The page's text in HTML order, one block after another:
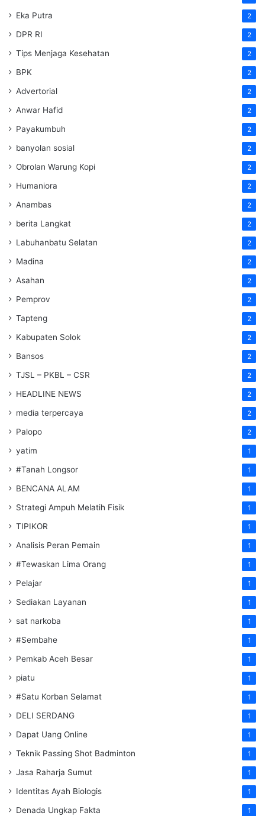
Eka Putra 2
DPR RI 2
Tips Menjaga Kesehatan 2
BPK 2
Advertorial 2
Anwar Hafid 2
Payakumbuh 2
banyolan sosial 2
Obrolan Warung Kopi 2
Humaniora 2
Anambas 2
berita Langkat 2
Labuhanbatu Selatan 2
Madina 2
Asahan 2
Pemprov 2
Tapteng 2
Kabupaten Solok 2
Bansos 2
TJSL – PKBL – CSR 2
HEADLINE NEWS 2
media terpercaya 2
Palopo 2
yatim 1
#Tanah Longsor 1
BENCANA ALAM 1
Strategi Ampuh Melatih Fisik 1
TIPIKOR 1
Analisis Peran Pemain 1
#Tewaskan Lima Orang 1
Pelajar 1
Sediakan Layanan 1
sat narkoba 1
#Sembahe 1
Pemkab Aceh Besar 1
piatu 1
#Satu Korban Selamat 1
DELI SERDANG 1
Dapat Uang Online 1
Teknik Passing Shot Badminton 1
Jasa Raharja Sumut 1
Identitas Ayah Biologis 1
Denada Ungkap Fakta 1